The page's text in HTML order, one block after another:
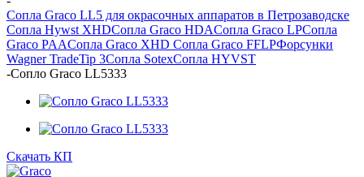
Сопла Graco LL5 для окрасочных аппаратов в Петрозаводске
Сопла Hywst XHDСопла Graco HDAСопла Graco LPСопла
Graco PAAСопла Graco XHD Сопла Graco FFLPФорсунки
Wagner TradeTip 3Сопла SotexСопла HYVST
-Сопло Graco LL5333
Скачать КП